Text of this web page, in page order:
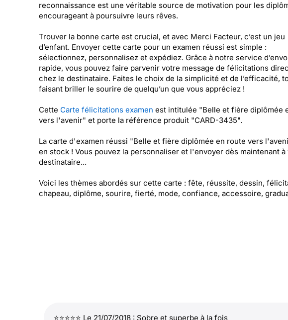
reconnaissance est une véritable source de motivation pour les
encourageant à poursuivre leurs rêves.
Trouver la bonne carte est crucial, et avec Merci Facteur, c’est un jeu
d’enfant. Envoyer cette carte pour un examen réussi est simple :
sélectionnez, personnalisez et expédiez. Grâce à notre service
rapide, vous pouvez faire parvenir votre message de félicitations
chez le destinataire. Faites le choix de la simplicité et de l’efficacité,
faisant briller le sourire de quelqu’un que vous appréciez !
Cette Carte félicitations examen est intitulée "Belle et fière diplômée
vers l'avenir" et porte la référence produit "CARD-3435".
La carte d'examen réussi "Belle et fière diplômée en route vers
en stock ! Vous pouvez la personnaliser et l'envoyer dès maintenant à
destinataire...
Voici les thèmes abordés sur cette carte : fête, réussite, dessin,
chapeau, diplôme, sourire, fierté, mode, confiance, accessoire,
⭐⭐⭐⭐⭐ Le 21/07/2018 : Sobre et superbe à la fois